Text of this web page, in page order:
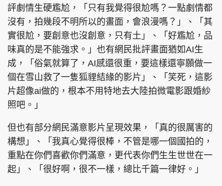
評劇情生硬尷尬，「只有我覺得很尬嗎？一點劇情都
沒有，拍幾段不明所以的畫面，會浪漫嗎？」、「其
實很尬，要創意也沒創意，只有土」、「好尷尬，品
味真的是不能強求。」也有網民批評畫面猶如AI生
成，「俗氣就算了，AI感還很重，要這樣還寧願做一
個在雪山救了一隻狐貍結緣的影片」、「笑死，這影
片超像ai做的，根本不用特地去大陸拍微電影跟婚紗
照吧。」
但也有部分網民滿意影片呈現效果，「真的很厲害的
構想」、「我真心覺得很棒，不管是哪一個國拍的，
重點在你們喜歡你們滿意，更代表你們生生世世在一
起」、「很好啊，很不一樣，總比千篇一律好。」